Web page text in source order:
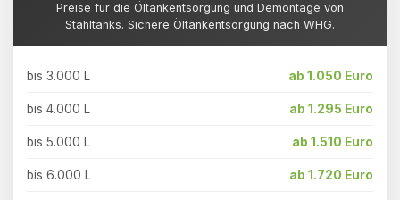
Preise für die Öltankentsorgung und Demontage von
Stahltanks. Sichere Öltankentsorgung nach WHG.
bis 3.000 L ab 1.050 Euro
bis 4.000 L ab 1.295 Euro
bis 5.000 L ab 1.510 Euro
bis 6.000 L ab 1.720 Euro